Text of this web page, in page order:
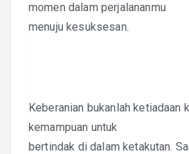
momen dalam perjalananmu
menuju kesuksesan.
Keberanian bukanlah ketiadaan
kemampuan untuk
bertindak di dalam ketakutan.